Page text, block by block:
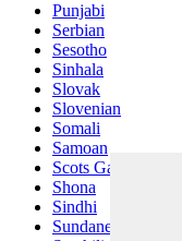
Punjabi
Serbian
Sesotho
Sinhala
Slovak
Slovenian
Somali
Samoan
Scots Gaelic
Shona
Sindhi
Sundanese